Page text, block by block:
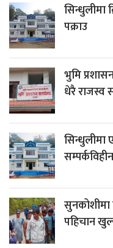
सिन्धुलीमा
पक्राउ
भुमि
धेरै
सिन्धुलीमा
सम्पर्कविहीन
सुनकोशीमा
पहिचान